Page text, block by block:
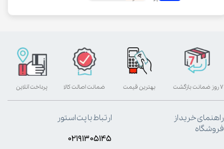
بهترین قیمت پرداخت آنلاین ۷ روز ضمانت بازگشت ضمانت اصالت کالا
راهنمای خرید از
فروشگاه
ارتباط با پت استور
۰۲۱۹۱۳۰۵۱۴۵